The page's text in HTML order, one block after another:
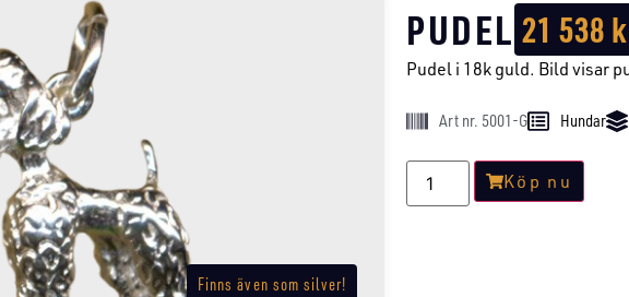
Finns även som silver!
PUDEL 21 538
Pudel i 18k guld. Bild visar
Art nr. 5001-G Hundar
Köp nu